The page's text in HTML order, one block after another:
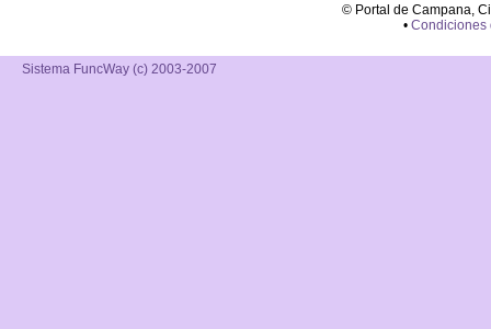
© Portal de Campana,
• Condiciones
Sistema FuncWay (c) 2003-2007